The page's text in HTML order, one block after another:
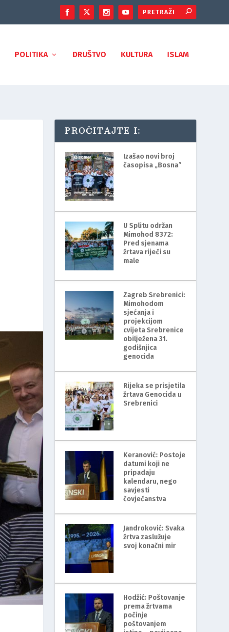
POLITIKA DRUŠTVO KULTURA ISLAM
PROČITAJTE I:
Izašao novi broj
časopisa „Bosna”
U Splitu održan
Mimohod 8372:
Pred sjenama
žrtava riječi su
male
Zagreb Srebrenici:
Mimohodom
sjećanja i
projekcijom
cvijeta Srebrenice
obilježena 31.
godišnjica
genocida
Rijeka se prisjetila
žrtava Genocida u
Srebrenici
Keranović: Postoje
datumi koji ne
pripadaju
kalendaru, nego
savjesti
čovječanstva
Jandroković: Svaka
žrtva zaslužuje
svoj konačni mir
Hodžić: Poštovanje
prema žrtvama
počinje
poštovanjem